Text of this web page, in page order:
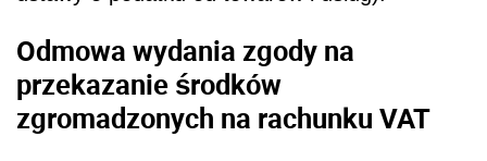
Odmowa wydania zgody na
przekazanie środków
zgromadzonych na rachunku VAT